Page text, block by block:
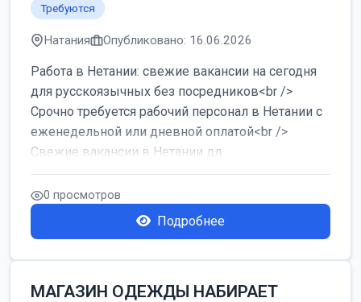
Требуются
Натания Опубликовано: 16.06.2026
Работа в Нетании: свежие вакансии на сегодня
для русскоязычных без посредников<br />
Срочно требуется рабочий персонал в Нетании с
еженедельной или дневной оплатой<br />
Свежие вакансии в Нетании дл...
0 просмотров
Подробнее
МАГАЗИН ОДЕЖДЫ НАБИРАЕТ